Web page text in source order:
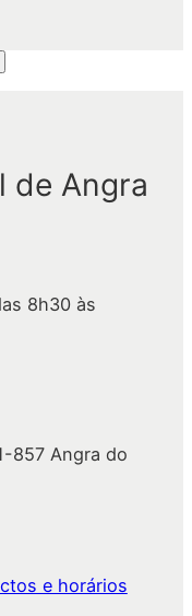
de Angra
8h30 às
857 Angra do
e horários